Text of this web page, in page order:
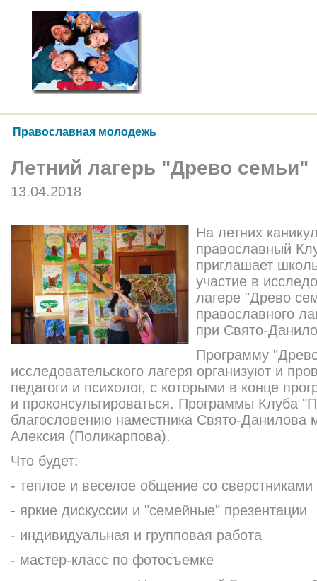
Православная молодежь
Летний лагерь "Древо семьи"
13.04.2018
На летних
православный
приглашает
участие в
лагере "Древо
православного
при Свято-
Программу
исследовательского лагеря организуют и
педагоги и психолог, с которыми в конце
и проконсультироваться. Программы Клуба
благословению наместника Свято-Данилова
Алексия (Поликарпова).
Что будет:
- теплое и веселое общение со сверстниками
- яркие дискуссии и "семейные" презентации
- индивидуальная и групповая работа
- мастер-класс по фотосъемке